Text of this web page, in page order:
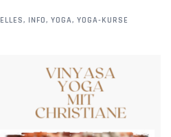
, INFO, YOGA, YOGA-KURSE